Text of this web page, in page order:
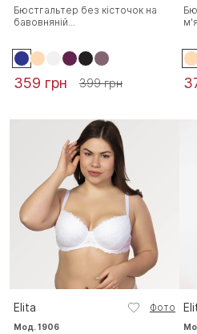
Бюстгальтер без кісточок на
бавовняній...
359 грн 399 грн
Elita Фото
Мод. 1906